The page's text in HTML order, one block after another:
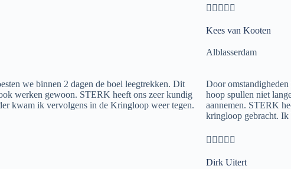
    
Kees van Kooten
Alblasserdam
we binnen 2 dagen de boel leegtrekken. Dit
werken gewoon. STERK heeft ons zeer kundig
kwam ik vervolgens in de Kringloop weer tegen.
Door
hoop spullen niet
aannemen. STERK
kringloop gebracht. Ik
    
Dirk Uitert